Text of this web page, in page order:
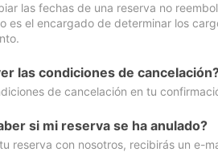
las fechas de una reserva no
es el encargado de determinar los
las condiciones de
de cancelación en tu
si mi reserva se ha anulado?
reserva con nosotros, recibirás un e-